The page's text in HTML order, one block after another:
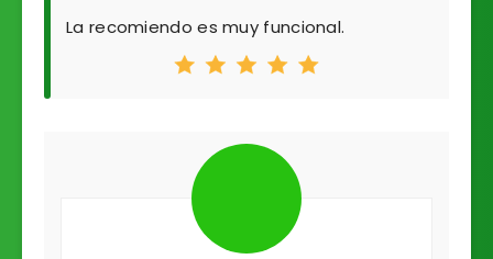
La recomiendo es muy funcional.